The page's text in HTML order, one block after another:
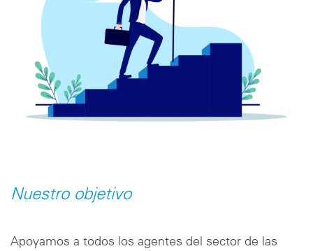
Nuestro objetivo
Apoyamos a todos los agentes del sector de las